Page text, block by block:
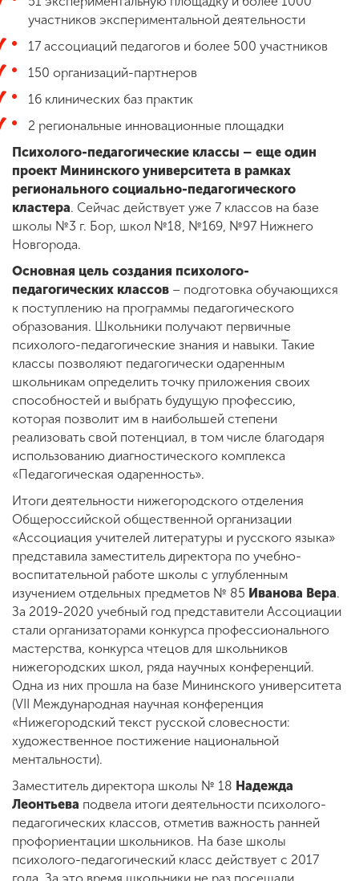
участников экспериментальной деятельности
17 ассоциаций педагогов и более 500 участников
150 организаций-партнеров
16 клинических баз практик
2 региональные инновационные площадки
Психолого-педагогические классы – еще один
проект Мининского университета в рамках
регионального социально-педагогического
кластера. Сейчас действует уже 7 классов на базе
школы №3 г. Бор, школ №18, №169, №97 Нижнего
Новгорода.
Основная цель создания психолого-
педагогических классов – подготовка обучающихся
к поступлению на программы педагогического
образования. Школьники получают первичные
психолого-педагогические знания и навыки. Такие
классы позволяют педагогически одаренным
школьникам определить точку приложения своих
способностей и выбрать будущую профессию,
которая позволит им в наибольшей степени
реализовать свой потенциал, в том числе благодаря
использованию диагностического комплекса
«Педагогическая одаренность».
Итоги деятельности нижегородского отделения
Общероссийской общественной организации
«Ассоциация учителей литературы и русского языка»
представила заместитель директора по учебно-
воспитательной работе школы с углубленным
изучением отдельных предметов № 85 Иванова Вера.
За 2019-2020 учебный год представители Ассоциации
стали организаторами конкурса профессионального
мастерства, конкурса чтецов для школьников
нижегородских школ, ряда научных конференций.
Одна из них прошла на базе Мининского университета
(VII Международная научная конференция
«Нижегородский текст русской словесности:
художественное постижение национальной
ментальности).
Заместитель директора школы № 18 Надежда
Леонтьева подвела итоги деятельности психолого-
педагогических классов, отметив важность ранней
профориентации школьников. На базе школы
психолого-педагогический класс действует с 2017